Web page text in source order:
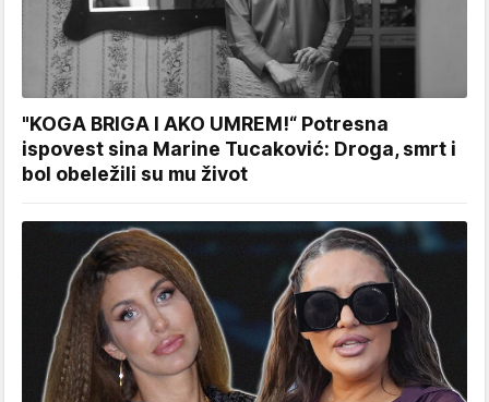
"KOGA BRIGA I AKO UMREM!“ Potresna
ispovest sina Marine Tucaković: Droga, smrt i
bol obeležili su mu život